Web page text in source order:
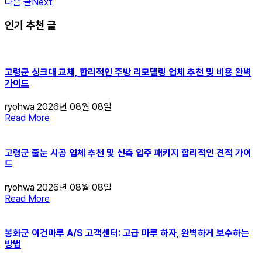
다음 글 Next
인기 추천 글
고령군 싱크대 교체, 합리적인 주방 리모델링 업체 추천 및 비용 완벽
가이드
ryohwa 2026년 08월 08일
Read More
고령군 줄눈 시공 업체 추천 및 신축 입주 패키지 합리적인 견적 가이
드
ryohwa 2026년 08월 08일
Read More
봉화군 이건마루 A/S 고객센터: 고급 마루 하자, 완벽하게 보수하는
방법